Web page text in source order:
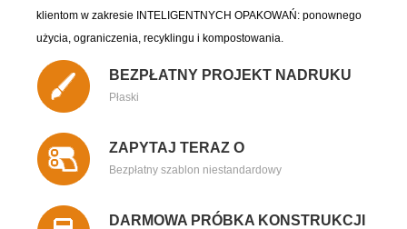
klientom w zakresie INTELIGENTNYCH OPAKOWAŃ: ponownego
użycia, ograniczenia, recyklingu i kompostowania.
BEZPŁATNY PROJEKT NADRUKU
Płaski
ZAPYTAJ TERAZ O
Bezpłatny szablon niestandardowy
DARMOWA PRÓBKA KONSTRUKCJI